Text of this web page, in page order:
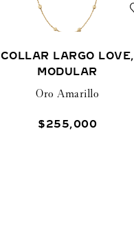
COLLAR LARGO LOVE,
MODULAR
Oro Amarillo
$255,000